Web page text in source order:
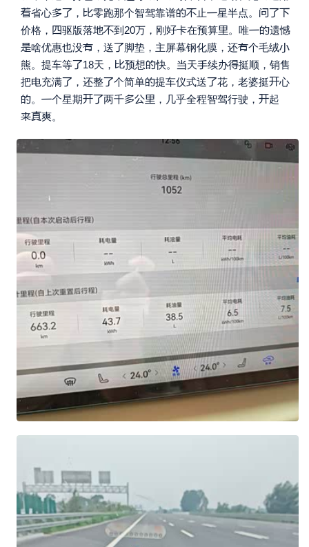
省心 ， 零跑那个智驾靠谱止星半点。 
价格， 驱版落到20万，刚卡在预算。唯遗憾
啥优惠也没 ，送脚垫，主屏幕钢化膜，还个毛绒
熊。提车等18天， 预想快。 天续办挺顺，销售
把充满 ，还整个简单提车仪式送花，老婆挺心
。 个星期两千 ，几乎全程智驾行驶， 起
爽。